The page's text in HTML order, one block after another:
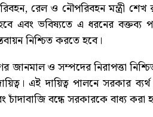
রেল ও নৌপরিবহন মন্ত্রী শেখ
এবং ভবিষ্যতে এ ধরনের
নিশ্চিত করতে হবে।
জানমাল ও সম্পদের নিরাপত্তা
এই দায়িত্ব পালনে সরকার
বন্ধে সরকারকে বাধ্য করা